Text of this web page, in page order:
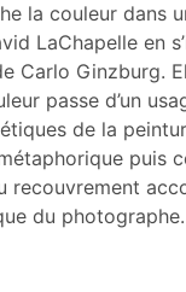
la couleur dans
LaChapelle en
Carlo Ginzburg.
passe d’un
de la
puis
recouvrement
du photographe.